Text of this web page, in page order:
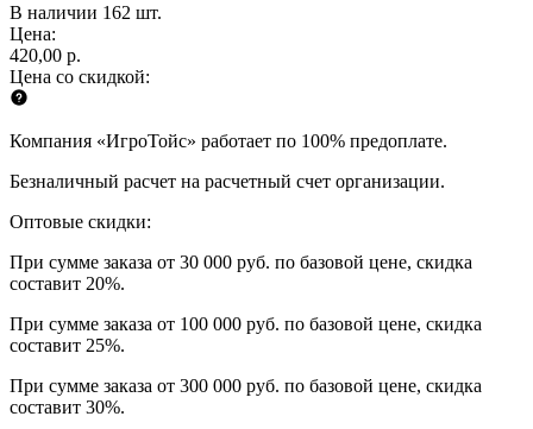
В наличии 162 шт.
Цена:
420,00 р.
Цена со скидкой:
Компания «ИгроТойс» работает по 100% предоплате.
Безналичный расчет на расчетный счет организации.
Оптовые скидки:
При сумме заказа от 30 000 руб. по базовой цене, скидка
составит 20%.
При сумме заказа от 100 000 руб. по базовой цене, скидка
составит 25%.
При сумме заказа от 300 000 руб. по базовой цене, скидка
составит 30%.